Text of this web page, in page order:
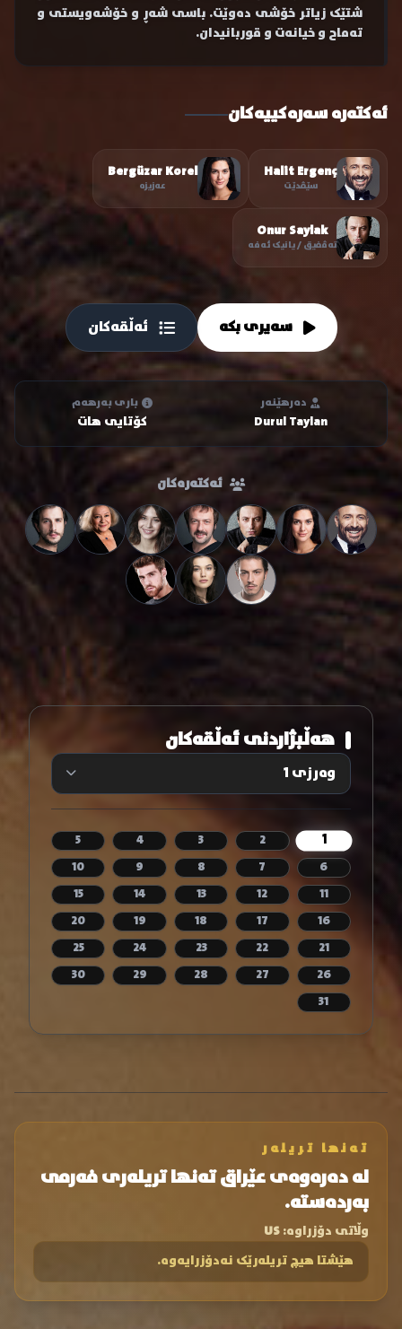
شتێک زیاتر خۆشی دەوێت. باسی شەڕ و خۆشەویستی و
تەماح و خیانەت و قوربانیدان.
ئەکتەرە سەرەکییەکان
Halit Ergenç
سێڤدێت
Bergüzar Korel
عەزیزە
Onur Saylak
تەڤفیق / یانیک ئەفە
سەیری بکە ئەڵقەکان
دەرهێنەر
Durul Taylan
باری بەرهەم
کۆتایی هات
ئەکتەرەکان
هەڵبژاردنی ئەڵقەکان
1
2
3
4
5
6
7
8
9
10
11
12
13
14
15
16
17
18
19
20
21
22
23
24
25
26
27
28
29
30
31
تەنها تریلەر
لە دەرەوەی عێراق تەنها تریلەری فەرمی
بەردەستە.
وڵاتی دۆزراوە:US
هێشتا هیچ تریلەرێک نەدۆزرایەوە.